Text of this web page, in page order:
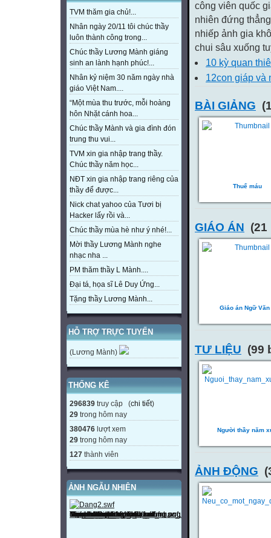
TVM thăm gia chủ!...
Nhân ngày 20/11 tôi chúc thầy
luôn thành công trong...
Chúc thầy Lương Mành giáng
sinh an lành hạnh phúc!...
Nhân kỷ niệm 30 năm ngày nhà
giáo Việt Nam....
“Một mùa thu trước, mỗi hoàng
hôn Nhặt cánh hoa...
Chúc thầy Mành và gia đình đón
trung thu vui...
TVM xin gia nhập trang thầy.
Chúc thầy năm học...
NĐT xin gia nhập trang riêng của
thầy để được...
Nick chat yahoo của Tươi bị
Hacker lấy rồi và...
Chúc thầy mùa hè như ý nhé!...
Mời thầy Lương Mành nghe
nhạc nha ...
PM thăm thầy L Mành....
Đại tá, họa sĩ Lê Duy Ứng...
Tặng thầy Lương Mành...
HỖ TRỢ TRỰC TUYẾN
(Lương Mành)
THỐNG KÊ
296839 truy cập (chi tiết)
29 trong hôm nay
380476 lượt xem
29 trong hôm nay
127 thành viên
ẢNH NGẪU NHIÊN
công viên quốc
nhiên đứng
nhiếp ảnh gia
chui sâu xuống
10 kỳ quan
12con giáp và
BÀI GIẢNG
Thuế máu
GIÁO ÁN (21
Giáo án Ngữ Văn
TƯ LIỆU (99
Người thầy năm
ẢNH ĐỘNG